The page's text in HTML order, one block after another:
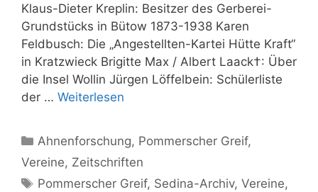
Klaus-Dieter Kreplin: Besitzer des Gerberei-
Grundstücks in Bütow 1873-1938 Karen
Feldbusch: Die „Angestellten-Kartei Hütte Kraft“
in Kratzwieck Brigitte Max / Albert Laack†: Über
die Insel Wollin Jürgen Löffelbein: Schülerliste
der … Weiterlesen
Kategorien
Ahnenforschung, Pommerscher Greif,
Vereine, Zeitschriften
Schlagwörter
Pommerscher Greif, Sedina-Archiv,Vereine,